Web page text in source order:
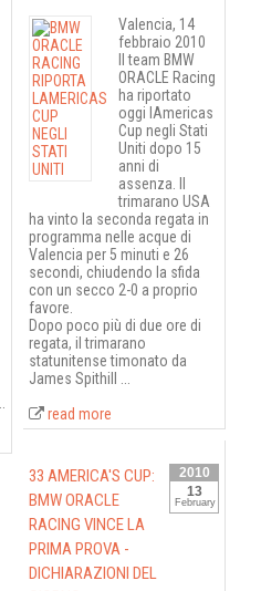
Valencia, 14
febbraio 2010
Il team BMW
ORACLE Racing
ha riportato
oggi lAmericas
Cup negli Stati
Uniti dopo 15
anni di
assenza. Il
trimarano USA
ha vinto la seconda regata in
programma nelle acque di
Valencia per 5 minuti e 26
secondi, chiudendo la sfida
con un secco 2-0 a proprio
favore.
Dopo poco più di due ore di
regata, il trimarano
statunitense timonato da
James Spithill ...
read more
2010
13
February
33 AMERICA'S CUP:
BMW ORACLE
RACING VINCE LA
PRIMA PROVA -
DICHIARAZIONI DEL